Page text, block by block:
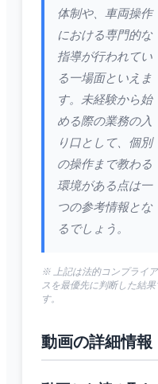
体制や、車両操作
における専門的な
指導が行われてい
る一場面といえま
す。未経験から始
める際の業務の入
り口として、個別
の操作まで教わる
環境がある点は一
つの参考情報とな
るでしょう。
※ 上記は法的コンプライ
スを最優先に判断した結果
す。
動画の詳細情報